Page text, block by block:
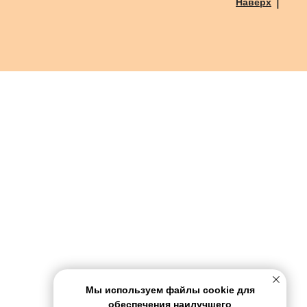
Мы используем файлы cookie для
обеспечения наилучшего
Наверх